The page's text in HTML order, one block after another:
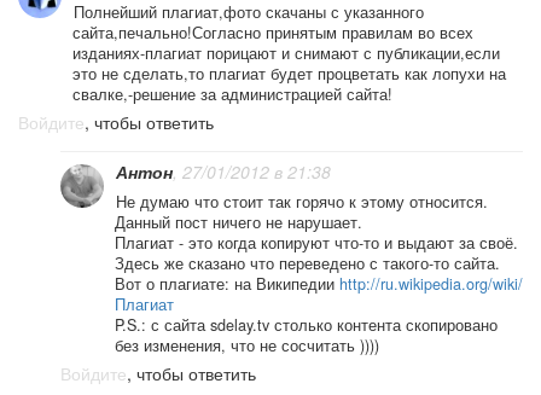
Полнейший плагиат,фото скачаны с указанного
сайта,печально!Согласно принятым правилам во всех
изданиях-плагиат порицают и снимают с публикации,если
это не сделать,то плагиат будет процветать как лопухи на
свалке,-решение за администрацией сайта!
Войдите, чтобы ответить
Антон, 27/01/2012 в 21:38
Не думаю что стоит так горячо к этому относится.
Данный пост ничего не нарушает.
Плагиат - это когда копируют что-то и выдают за своё.
Здесь же сказано что переведено с такого-то сайта.
Вот о плагиате: на Википедии http://ru.wikipedia.org/wiki/
Плагиат
P.S.: с сайта sdelay.tv столько контента скопировано
без изменения, что не сосчитать ))))
Войдите, чтобы ответить